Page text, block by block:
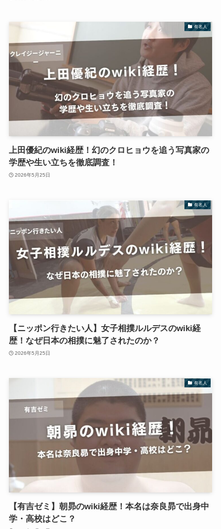
有名人
上田優紀のwiki経歴！幻のクロヒョウを追う写真家の
学歴や生い立ちを徹底調査！
2026年5月25日
有名人
【ニッポン行きたい人】女子相撲ルルデスのwiki経
歴！なぜ日本の相撲に魅了されたのか？
2026年5月25日
有名人
【有吉ゼミ】朝昴のwiki経歴！本名は奈良昴で出身中
学・高校はどこ？